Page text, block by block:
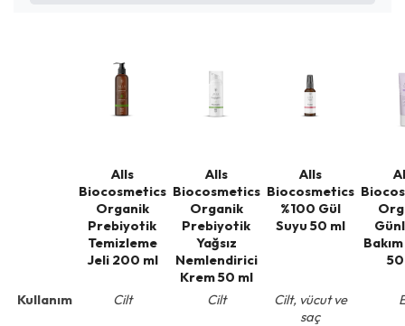
Alls
Biocosmetics
Organik
Prebiyotik
Temizleme
Jeli 200 ml
Alls
Biocosmetics
Organik
Prebiyotik
Yağsız
Nemlendirici
Krem 50 ml
Alls
Biocosmetics
%100 Gül
Suyu 50 ml
Kullanım Cilt Cilt
Cilt, vücut ve
saç